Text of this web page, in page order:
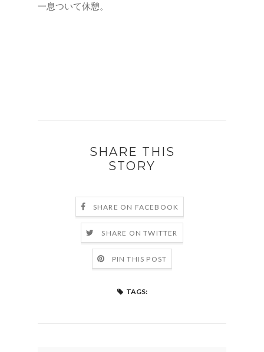
一息ついて休憩。
SHARE THIS
STORY
SHARE ON FACEBOOK
SHARE ON TWITTER
PIN THIS POST
TAGS: